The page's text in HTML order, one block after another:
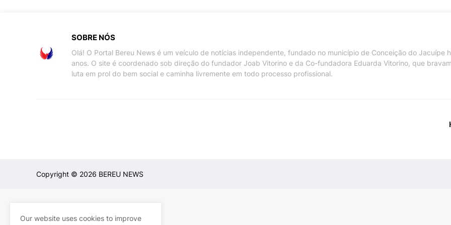
SOBRE NÓS
Olá! O Portal Bereu News é um veículo de notícias independente, fundado no município de Conceição do Jacuípe
anos. O site é coordenado sob direção do fundador Joab Vitorino e da Co-fundadora Eduarda Vitorino, que
luta em prol do bem social e caminha livremente em todo processo profissional.
Copyright © 2026 BEREU NEWS
Our website uses cookies to improve